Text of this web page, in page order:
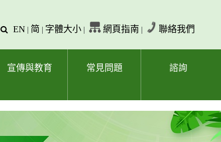
查
字
EN | 简 | 字體大小 | 網頁指南 | 聯絡我們
宣傳與教育 常見問題 諮詢